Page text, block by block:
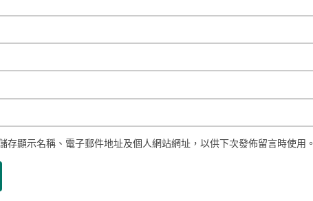
存顯示名稱、電子郵件地址及個人網站網址，以供下次發佈留言時使用。